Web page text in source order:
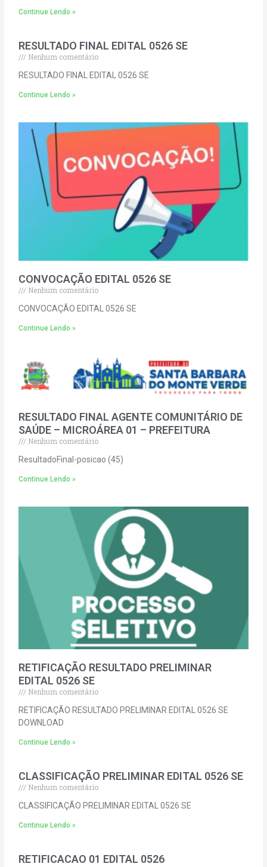
Continue Lendo »
RESULTADO FINAL EDITAL 0526 SE
Nenhum comentário
RESULTADO FINAL EDITAL 0526 SE
Continue Lendo »
CONVOCAÇÃO EDITAL 0526 SE
Nenhum comentário
CONVOCAÇÃO EDITAL 0526 SE
Continue Lendo »
RESULTADO FINAL AGENTE COMUNITÁRIO DE
SAÚDE – MICROÁREA 01 – PREFEITURA
Nenhum comentário
ResultadoFinal-posicao (45)
Continue Lendo »
RETIFICAÇÃO RESULTADO PRELIMINAR
EDITAL 0526 SE
Nenhum comentário
RETIFICAÇÃO RESULTADO PRELIMINAR EDITAL 0526 SE
DOWNLOAD
Continue Lendo »
CLASSIFICAÇÃO PRELIMINAR EDITAL 0526 SE
Nenhum comentário
CLASSIFICAÇÃO PRELIMINAR EDITAL 0526 SE
Continue Lendo »
RETIFICACAO 01 EDITAL 0526